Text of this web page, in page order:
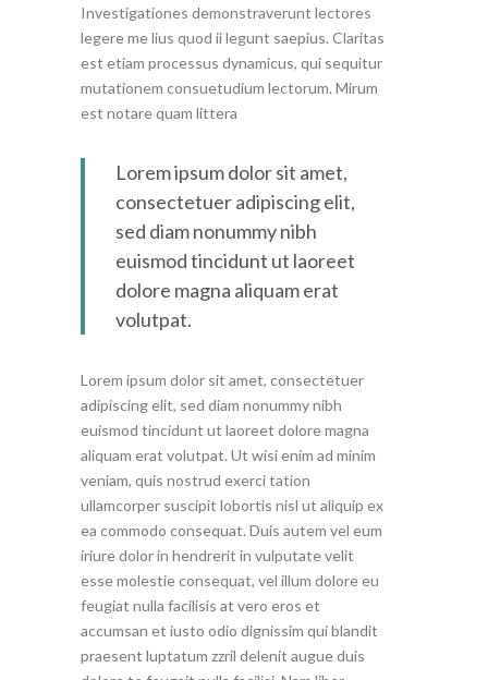
Investigationes demonstraverunt lectores
legere me lius quod ii legunt saepius. Claritas
est etiam processus dynamicus, qui sequitur
mutationem consuetudium lectorum. Mirum
est notare quam littera
Lorem ipsum dolor sit amet,
consectetuer adipiscing elit,
sed diam nonummy nibh
euismod tincidunt ut laoreet
dolore magna aliquam erat
volutpat.
Lorem ipsum dolor sit amet, consectetuer
adipiscing elit, sed diam nonummy nibh
euismod tincidunt ut laoreet dolore magna
aliquam erat volutpat. Ut wisi enim ad minim
veniam, quis nostrud exerci tation
ullamcorper suscipit lobortis nisl ut aliquip ex
ea commodo consequat. Duis autem vel eum
iriure dolor in hendrerit in vulputate velit
esse molestie consequat, vel illum dolore eu
feugiat nulla facilisis at vero eros et
accumsan et iusto odio dignissim qui blandit
praesent luptatum zzril delenit augue duis